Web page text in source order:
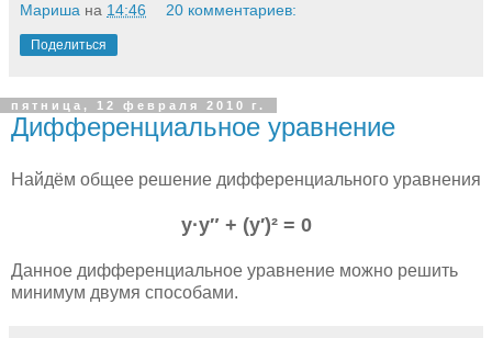
Мариша на 14:46 20 комментариев:
Поделиться
пятница, 12 февраля 2010 г.
Дифференциальное уравнение
Найдём общее решение дифференциального уравнения
y·y″ + (y′)² = 0
Данное дифференциальное уравнение можно решить
минимум двумя способами.